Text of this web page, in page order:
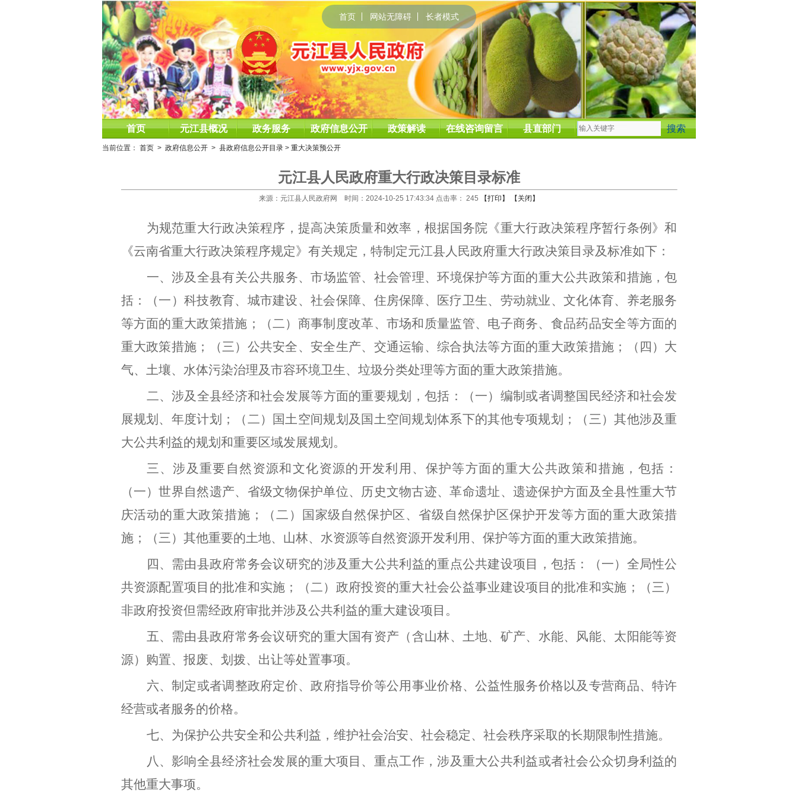
首页 网站无障碍 长者模式
首页 元江县概况 政务服务 政府信息公开 政策解读 在线咨询留言 县直部门
当前位置： 首页 > 政府信息公开 > 县政府信息公开目录 > 重大决策预公开
元江县人民政府重大行政决策目录标准
来源：元江县人民政府网 时间：2024-10-25 17:43:34 点击率： 245 【打印】 【关闭】
为规范重大行政决策程序，提高决策质量和效率，根据国务院《重大行政决策程序暂行条例》和
《云南省重大行政决策程序规定》有关规定，特制定元江县人民政府重大行政决策目录及标准如下：
一、涉及全县有关公共服务、市场监管、社会管理、环境保护等方面的重大公共政策和措施，包
括：（一）科技教育、城市建设、社会保障、住房保障、医疗卫生、劳动就业、文化体育、养老服务
等方面的重大政策措施；（二）商事制度改革、市场和质量监管、电子商务、食品药品安全等方面的
重大政策措施；（三）公共安全、安全生产、交通运输、综合执法等方面的重大政策措施；（四）大
气、土壤、水体污染治理及市容环境卫生、垃圾分类处理等方面的重大政策措施。
二、涉及全县经济和社会发展等方面的重要规划，包括：（一）编制或者调整国民经济和社会发
展规划、年度计划；（二）国土空间规划及国土空间规划体系下的其他专项规划；（三）其他涉及重
大公共利益的规划和重要区域发展规划。
三、涉及重要自然资源和文化资源的开发利用、保护等方面的重大公共政策和措施，包括：
（一）世界自然遗产、省级文物保护单位、历史文物古迹、革命遗址、遗迹保护方面及全县性重大节
庆活动的重大政策措施；（二）国家级自然保护区、省级自然保护区保护开发等方面的重大政策措
施；（三）其他重要的土地、山林、水资源等自然资源开发利用、保护等方面的重大政策措施。
四、需由县政府常务会议研究的涉及重大公共利益的重点公共建设项目，包括：（一）全局性公
共资源配置项目的批准和实施；（二）政府投资的重大社会公益事业建设项目的批准和实施；（三）
非政府投资但需经政府审批并涉及公共利益的重大建设项目。
五、需由县政府常务会议研究的重大国有资产（含山林、土地、矿产、水能、风能、太阳能等资
源）购置、报废、划拨、出让等处置事项。
六、制定或者调整政府定价、政府指导价等公用事业价格、公益性服务价格以及专营商品、特许
经营或者服务的价格。
七、为保护公共安全和公共利益，维护社会治安、社会稳定、社会秩序采取的长期限制性措施。
八、影响全县经济社会发展的重大项目、重点工作，涉及重大公共利益或者社会公众切身利益的
其他重大事项。